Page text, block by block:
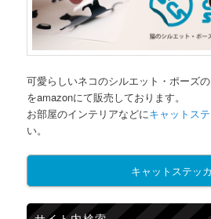
可愛らしいネコのシルエット・ポーズ
をamazonにて販売しております。
お部屋のインテリアなどにキャットス
い。
キャットステッ